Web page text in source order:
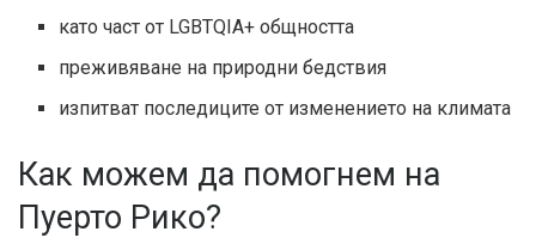
като част от LGBTQIA+ общността
преживяване на природни бедствия
изпитват последиците от изменението на климата
Как можем да помогнем на
Пуерто Рико?